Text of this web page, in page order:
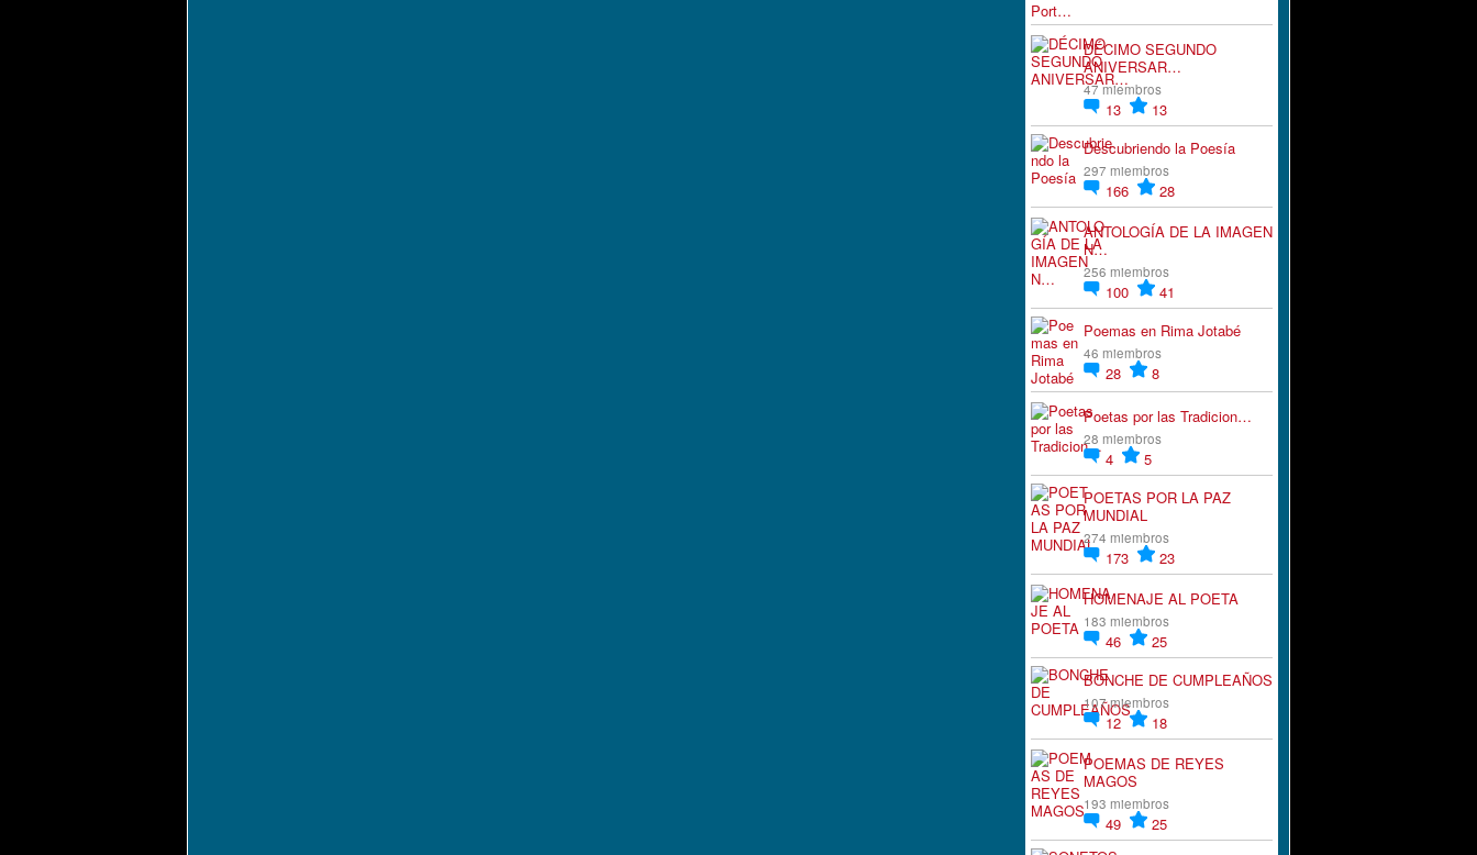
DÉCIMO SEGUNDO
ANIVERSAR…
47 miembros
13
13
Descubriendo la Poesía
297 miembros
166
28
ANTOLOGÍA DE LA IMAGEN
N…
256 miembros
100
41
Poemas en Rima Jotabé
46 miembros
28 8
Poetas por las Tradicion…
28 miembros
4
5
POETAS POR LA PAZ
MUNDIAL
274 miembros
173
23
HOMENAJE AL POETA
183 miembros
46
25
BONCHE DE CUMPLEAÑOS
107 miembros
12
18
POEMAS DE REYES
MAGOS
193 miembros
49
25